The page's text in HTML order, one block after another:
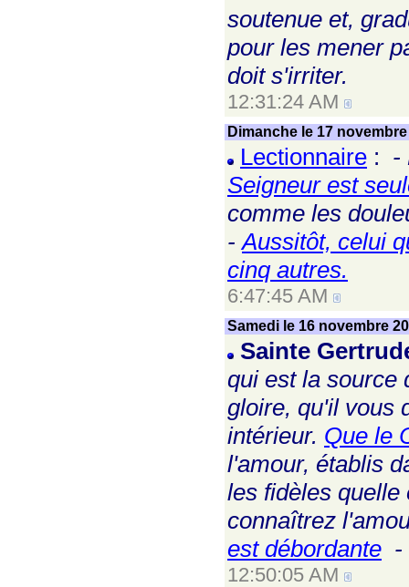
soutenue et,
pour les mener
doit s'irriter.
12:31:24 AM
Dimanche le 17
Lectionnaire : -
Seigneur est
comme les
-Aussitôt, celui
cinq autres.
6:47:45 AM
Samedi le 16 novembre
Sainte
qui est la source
gloire, qu'il vous
intérieur. Que le
l'amour, établis
les fidèles quelle
connaîtrez
est débordante -
12:50:05 AM